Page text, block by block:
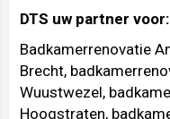
DTS uw partner voor:
Badkamerrenovatie
Brecht,
Wuustwezel,
Hoogstraten,